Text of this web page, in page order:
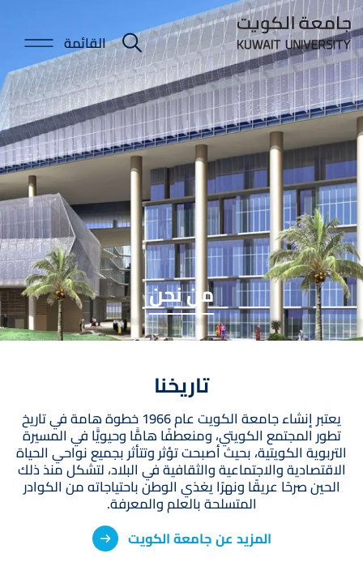
Skip
to
main
content
E-
Portal
القائمة
من نحن
تاريخنا
يعتبر إنشاء جامعة الكويت عام 1966 خطوة هامة في تاريخ
تطور المجتمع الكويتي، ومنعطفًا هامًّا وحيويًّا في المسيرة
التربوية الكويتية، بحيث أصبحت تؤثر وتتأثر بجميع نواحي الحياة
الاقتصادية والاجتماعية والثقافية في البلاد، لتشكل منذ ذلك
الحين صرحًا عريقًا ونهرًا يغذي الوطن باحتياجاته من الكوادر
المتسلحة بالعلم والمعرفة.
المزيد عن جامعة الكويت